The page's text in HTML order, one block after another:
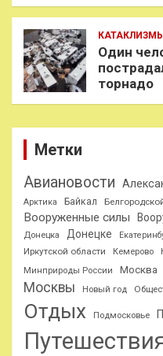
Один
торнадо
Метки
Авиановости
Арктика
Байкал
Вооруженные силы
Донецка
Донецке
Иркутской области Кемерово
Минприроды России
Москва
Москвы
Новый год
Отдых Подмосковье